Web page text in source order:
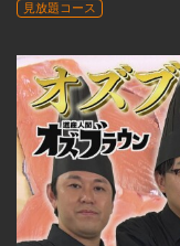
見放題コース